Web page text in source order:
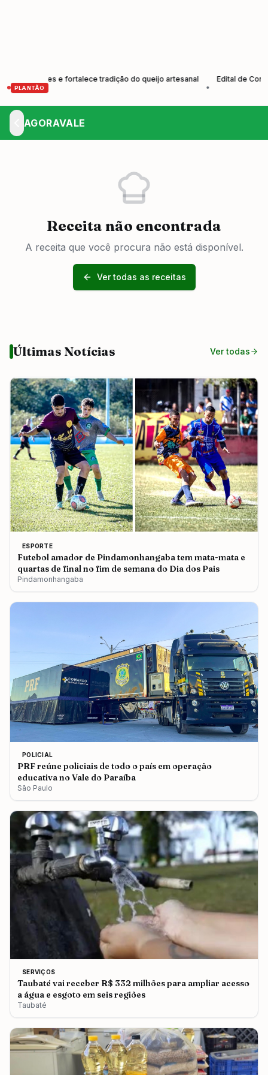
PLANTÃO
e fortalece tradição do queijo artesanal
Edital de
AGORAVALE
Receita não encontrada
A receita que você procura não está disponível.
Ver todas as receitas
Últimas Notícias Ver todas
ESPORTE
Futebol amador de Pindamonhangaba tem mata-mata e
quartas de final no fim de semana do Dia dos Pais
Pindamonhangaba
POLICIAL
PRF reúne policiais de todo o país em operação
educativa no Vale do Paraíba
São Paulo
SERVIÇOS
Taubaté vai receber R$ 332 milhões para ampliar acesso
a água e esgoto em seis regiões
Taubaté